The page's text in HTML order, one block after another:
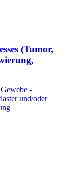
(Tumor,
-
und/oder